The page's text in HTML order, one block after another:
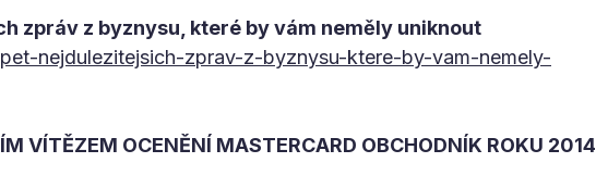
zpráv z byznysu, které by vám neměly uniknout
nejdulezitejsich-zprav-z-byznysu-ktere-by-vam-nemely-
VÍTĚZEM OCENĚNÍ MASTERCARD OBCHODNÍK ROKU 2014